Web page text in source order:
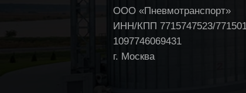
ООО «Пневмотранспорт»
ИНН/КПП 7715747523/
1097746069431
г. Москва